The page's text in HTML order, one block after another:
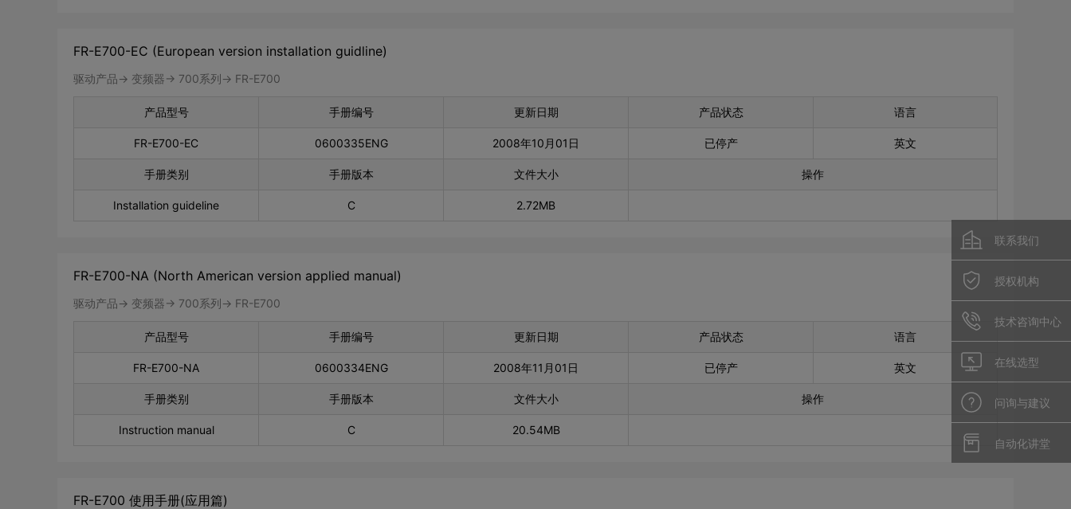
联系我们
授权机构
技术咨询中心
在线选型
问询与建议
自动化讲堂
FR-E700-EC (European version installation guidline)
驱动产品-> 变频器-> 700系列-> FR-E700
产品型号 手册编号 更新日期 产品状态 语言
FR-E700-EC 0600335ENG 2008年10月01日 已停产 英文
手册类别 手册版本 文件大小 操作
Installation guideline C 2.72MB
FR-E700-NA (North American version applied manual)
驱动产品-> 变频器-> 700系列-> FR-E700
产品型号 手册编号 更新日期 产品状态 语言
FR-E700-NA 0600334ENG 2008年11月01日 已停产 英文
手册类别 手册版本 文件大小 操作
Instruction manual C 20.54MB
FR-E700 使用手册(应用篇)